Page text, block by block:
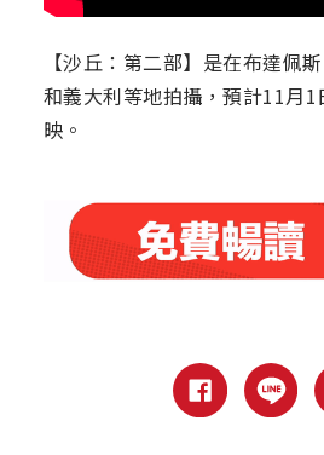
【沙丘：第二部】是在布達佩
和義大利等地拍攝，預計11月1
映。